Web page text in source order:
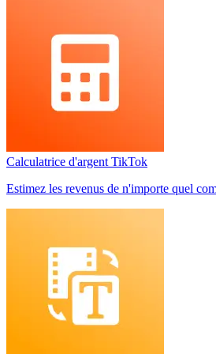
Calculatrice d'argent TikTok
Estimez les revenus de n'importe quel